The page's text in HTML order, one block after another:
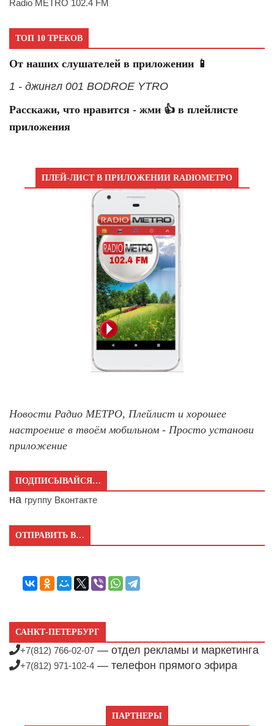
Radio METRO 102.4 FM
ТОП 10 ТРЕКОВ
От наших слушателей в приложении 📱
1 - джингл 001 BODROE YTRO
Расскажи, что нравится - жми 👍 в плейлисте
приложения
ПЛЕЙ-ЛИСТ В ПРИЛОЖЕНИИ RADIOМЕТРО
Новости Радио МЕТРО, Плейлист и хорошее
настроение в твоём мобильном - Просто установи
приложение
ПОДПИСЫВАЙСЯ…
на группу Вконтакте
ОТПРАВИТЬ В…
САНКТ-ПЕТЕРБУРГ
+7(812) 766-02-07 — отдел рекламы и маркетинга
+7(812) 971-102-4 — телефон прямого эфира
ПАРТНЕРЫ